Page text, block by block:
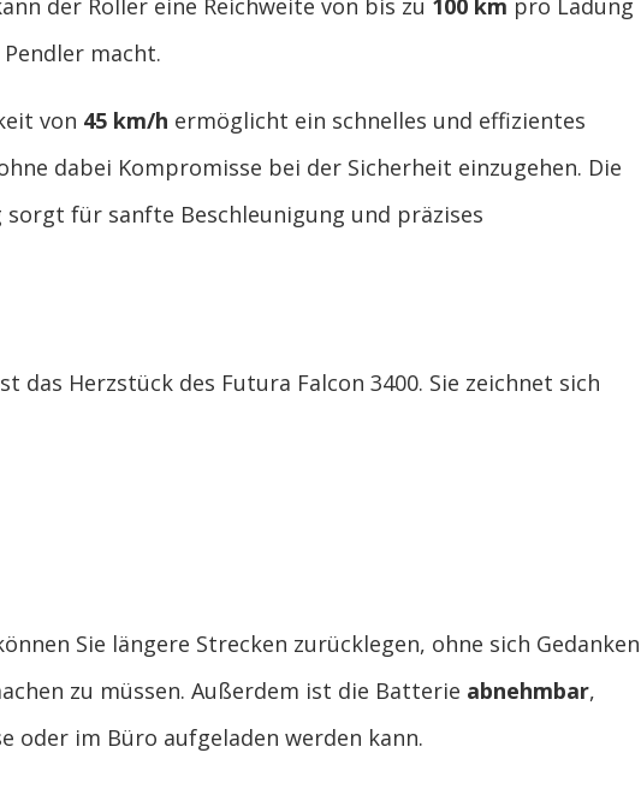
der Roller eine Reichweite von bis zu 100 km pro Ladung
macht.
von 45 km/h ermöglicht ein schnelles und effizientes
dabei Kompromisse bei der Sicherheit einzugehen. Die
für sanfte Beschleunigung und präzises
das Herzstück des Futura Falcon 3400. Sie zeichnet sich
Sie längere Strecken zurücklegen, ohne sich Gedanken
zu müssen. Außerdem ist die Batterie abnehmbar,
oder im Büro aufgeladen werden kann.